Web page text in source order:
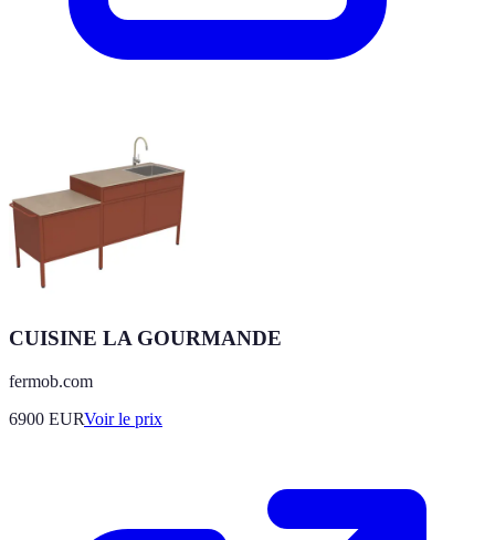
CUISINE LA GOURMANDE
fermob.com
6900 EURVoir le prix